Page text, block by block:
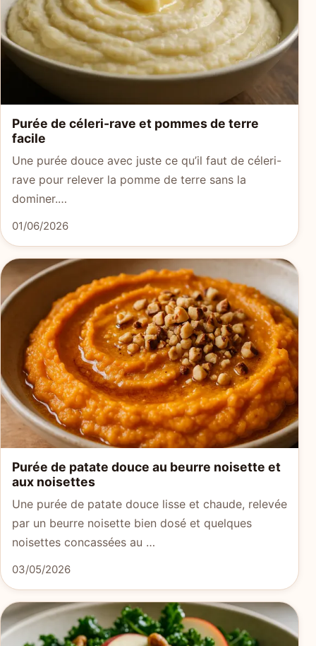
Purée de céleri-rave et pommes de terre
facile
Une purée douce avec juste ce qu’il faut de céleri-
rave pour relever la pomme de terre sans la
dominer.…
01/06/2026
Purée de patate douce au beurre noisette et
aux noisettes
Une purée de patate douce lisse et chaude, relevée
par un beurre noisette bien dosé et quelques
noisettes concassées au …
03/05/2026